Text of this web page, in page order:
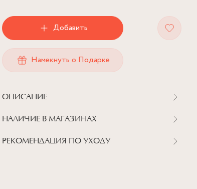
Добавить
Намекнуть о Подарке
ОПИСАНИЕ
НАЛИЧИЕ В МАГАЗИНАХ
РЕКОМЕНДАЦИЯ ПО УХОДУ